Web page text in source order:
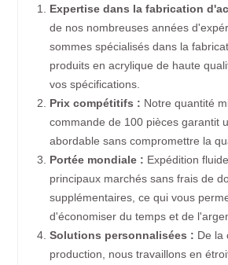
Expertise dans la fabrication
de nos nombreuses années
sommes spécialisés dans la
produits en acrylique de haute
vos spécifications.
Prix compétitifs : Notre quantité
commande de 100 pièces garantit
abordable sans compromettre la
Portée mondiale : Expédition
principaux marchés sans frais de
supplémentaires, ce qui vous
d'économiser du temps et de
Solutions personnalisées : De la
production, nous travaillons en